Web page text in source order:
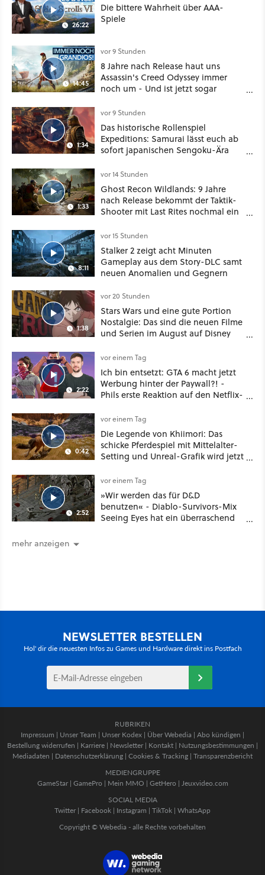
26:22
Die bittere Wahrheit über AAA-
Spiele
14:45
vor 9 Stunden
8 Jahre nach Release haut uns
Assassin's Creed Odyssey immer
noch um - Und ist jetzt sogar
1:34
vor 9 Stunden
Das historische Rollenspiel
Expeditions: Samurai lässt euch ab
sofort japanischen Sengoku-Ära
oder Diplomatie
1:33
vor 14 Stunden
Ghost Recon Wildlands: 9 Jahre
nach Release bekommt der Taktik-
Shooter mit Last Rites nochmal ein
8:11
vor 15 Stunden
Stalker 2 zeigt acht Minuten
Gameplay aus dem Story-DLC samt
neuen Anomalien und Gegnern
1:38
vor 20 Stunden
Stars Wars und eine gute Portion
Nostalgie: Das sind die neuen Filme
und Serien im August auf Disney
2:22
vor einem Tag
Ich bin entsetzt: GTA 6 macht jetzt
Werbung hinter der Paywall?! -
Phils erste Reaktion auf den Netflix-
0:42
vor einem Tag
Die Legende von Khiimori: Das
schicke Pferdespiel mit Mittelalter-
Setting und Unreal-Grafik wird jetzt
2:52
vor einem Tag
»Wir werden das für D&D
benutzen« - Diablo-Survivors-Mix
Seeing Eyes hat ein überraschend
mehr anzeigen
NEWSLETTER BESTELLEN
Hol' dir die neuesten Infos zu Games und Hardware direkt ins Postfach
RUBRIKEN
Impressum | Unser Team | Unser Kodex | Über Webedia | Abo kündigen |
Bestellung widerrufen | Karriere | Newsletter | Kontakt | Nutzungsbestimmungen |
Mediadaten | Datenschutzerklärung | Cookies & Tracking | Transparenzbericht
MEDIENGRUPPE
GameStar| GamePro | Mein MMO | GetHero | Jeuxvideo.com
SOCIAL MEDIA
Twitter | Facebook | Instagram | TikTok | WhatsApp
Copyright © Webedia - alle Rechte vorbehalten